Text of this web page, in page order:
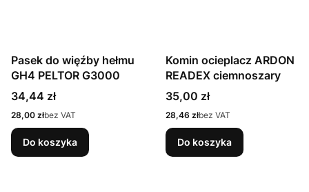
Pasek do więźby hełmu
GH4 PELTOR G3000
Cena
34,44 zł
Cena
28,00 złbez VAT
Do koszyka
Komin ocieplacz ARDON
READEX ciemnoszary
Cena
35,00 zł
Cena
28,46 złbez VAT
Do koszyka